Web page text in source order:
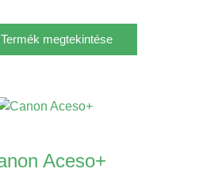
Termék megtekintése
Aceso+